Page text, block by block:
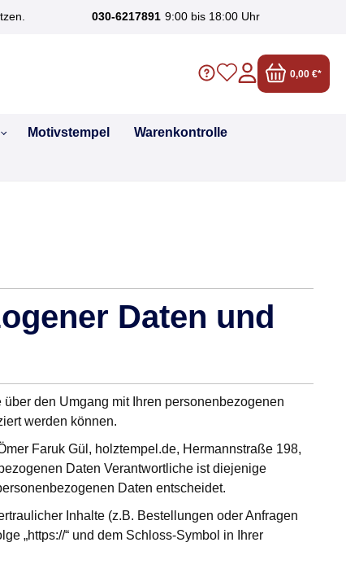
030-6217891 9:00 bis 18:00 Uhr
0,00 €*
Motivstempel Warenkontrolle
Daten und
den Umgang mit Ihren personenbezogenen
werden können.
Faruk Gül, holztempel.de, Hermannstraße 198,
Daten Verantwortliche ist diejenige
Daten entscheidet.
Inhalte (z.B. Bestellungen oder Anfragen
„https://“ und dem Schloss-Symbol in Ihrer